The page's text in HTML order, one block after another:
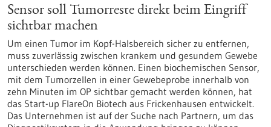
Sensor soll Tumorreste direkt beim Eingriff
sichtbar machen
Um einen Tumor im Kopf-Halsbereich sicher zu entfernen,
muss zuverlässig zwischen krankem und gesundem Gewebe
unterschieden werden können. Einen biochemischen Sensor,
mit dem Tumorzellen in einer Gewebeprobe innerhalb von
zehn Minuten im OP sichtbar gemacht werden können, hat
das Start-up FlareOn Biotech aus Frickenhausen entwickelt.
Das Unternehmen ist auf der Suche nach Partnern, um das